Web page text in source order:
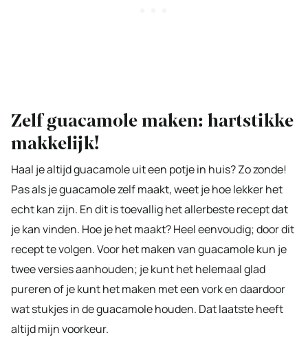
Zelf guacamole maken: hartstikke
makkelijk!
Haal je altijd guacamole uit een potje in huis? Zo zonde!
Pas als je guacamole zelf maakt, weet je hoe lekker het
echt kan zijn. En dit is toevallig het allerbeste recept dat
je kan vinden. Hoe je het maakt? Heel eenvoudig; door dit
recept te volgen. Voor het maken van guacamole kun je
twee versies aanhouden; je kunt het helemaal glad
pureren of je kunt het maken met een vork en daardoor
wat stukjes in de guacamole houden. Dat laatste heeft
altijd mijn voorkeur.